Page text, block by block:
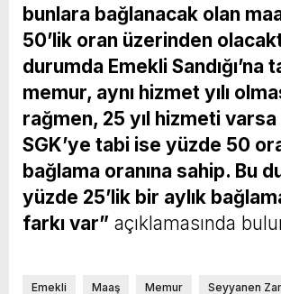
bunlara bağlanacak olan
50’lik oran üzerinden
durumda Emekli Sandığı’na
memur, aynı hizmet yılı
rağmen, 25 yıl hizmeti
SGK’ye tabi ise yüzde 50
bağlama oranına sahip. Bu
yüzde 25’lik bir aylık
farkı var” açıklamasında
Emekli Maaş Memur Seyyanen